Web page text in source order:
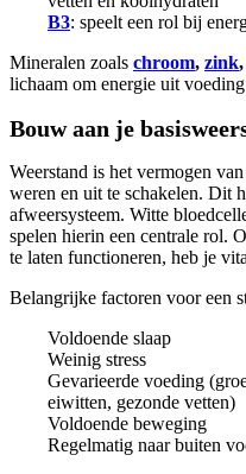
B3: speelt een rol bij
Mineralen zoals chroom, zink,
lichaam om energie uit
Bouw aan je
Weerstand is het vermogen
weren en uit te schakelen. Dit
afweersysteem. Witte
spelen hierin een centrale rol.
te laten functioneren, heb je
Belangrijke factoren voor een
Voldoende slaap
Weinig stress
Gevarieerde voeding
eiwitten, gezonde vetten)
Voldoende beweging
Regelmatig naar buiten